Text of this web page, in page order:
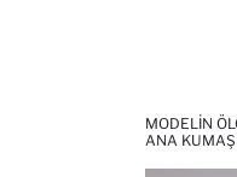
MODELIN
ANA KUMAŞ